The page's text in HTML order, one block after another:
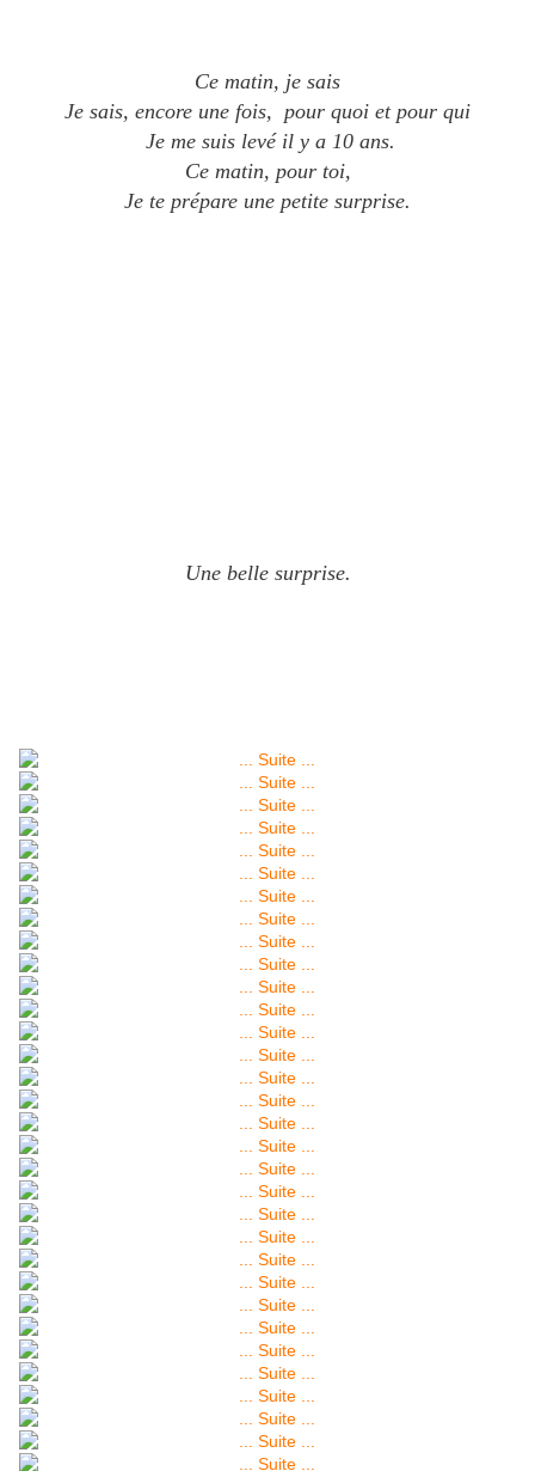
Ce matin, je sais
Je sais, encore une fois, pour quoi et pour qui
Je me suis levé il y a 10 ans.
Ce matin, pour toi,
Je te prépare une petite surprise.
Une belle surprise.